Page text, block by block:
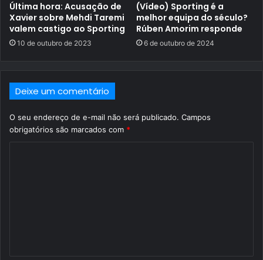
Última hora: Acusação de
Xavier sobre Mehdi Taremi
valem castigo ao Sporting
10 de outubro de 2023
(Vídeo) Sporting é a
melhor equipa do século?
Rúben Amorim responde
6 de outubro de 2024
Deixe um comentário
O seu endereço de e-mail não será publicado. Campos
obrigatórios são marcados com *